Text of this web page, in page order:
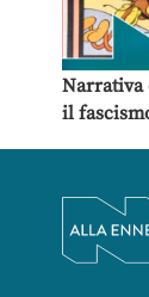
Narrativa
il